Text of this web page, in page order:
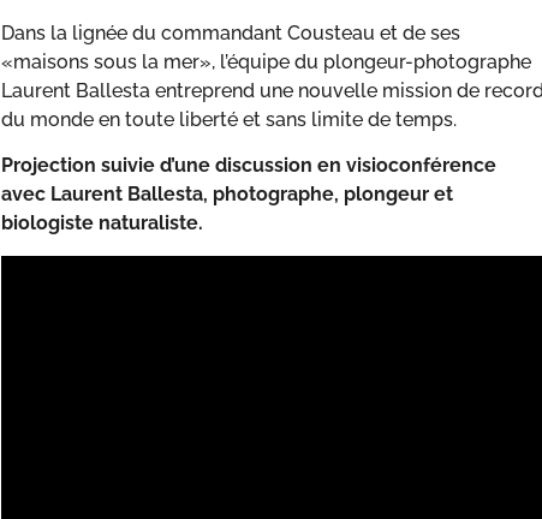
Dans la lignée du commandant Cousteau et de ses
«maisons sous la mer», l’équipe du plongeur-photographe
Laurent Ballesta entreprend une nouvelle mission de
du monde en toute liberté et sans limite de temps.
Projection suivie d’une discussion en visioconférence
avec Laurent Ballesta, photographe, plongeur et
biologiste naturaliste.